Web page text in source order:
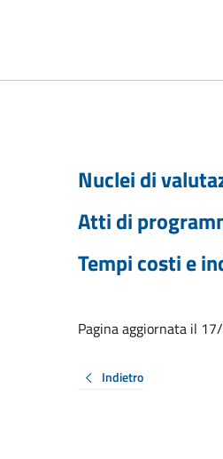
Nuclei di
Atti di
Tempi costi e
Pagina aggiornata il
Indietro